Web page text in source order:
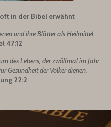
in der Bibel erwähnt
und ihre Blätter als Heilmittel.
47:12
des Lebens, der zwölfmal im Jahr
Gesundheit der Völker dienen.
22:2